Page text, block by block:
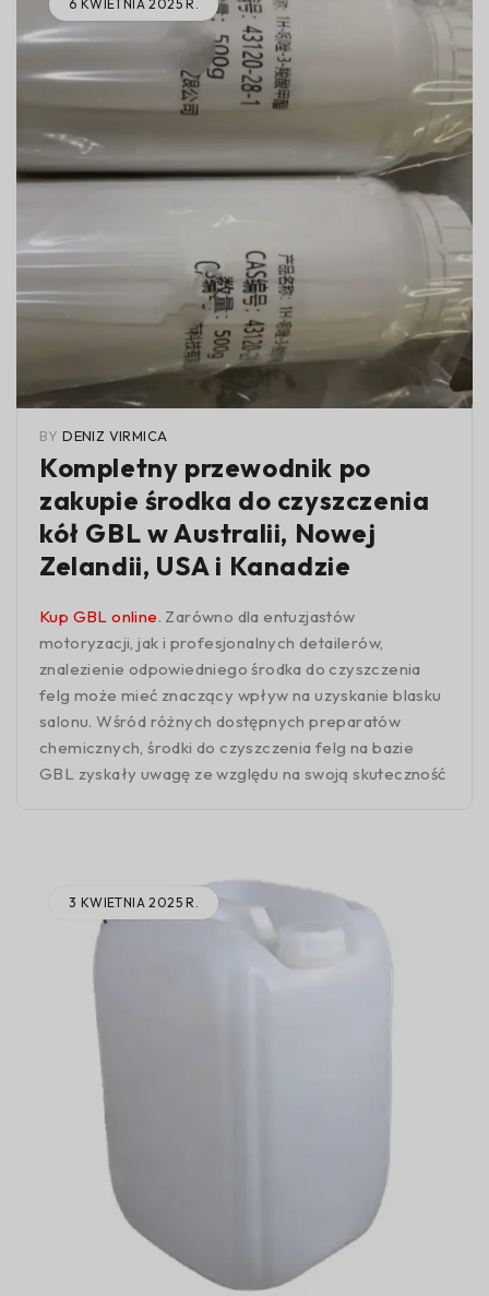
6 KWIETNIA 2025 R.
BY DENIZ VIRMICA
Kompletny przewodnik po
zakupie środka do czyszczenia
kół GBL w Australii, Nowej
Zelandii, USA i Kanadzie
Kup GBL online. Zarówno dla entuzjastów
motoryzacji, jak i profesjonalnych detailerów,
znalezienie odpowiedniego środka do czyszczenia
felg może mieć znaczący wpływ na uzyskanie blasku
salonu. Wśród różnych dostępnych preparatów
chemicznych, środki do czyszczenia felg na bazie
GBL zyskały uwagę ze względu na swoją skuteczność
3 KWIETNIA 2025 R.